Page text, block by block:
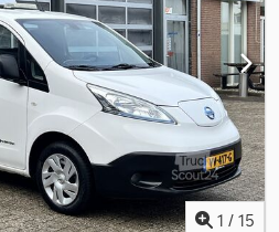
история, противотуманные
центральный замок,
1 / 15